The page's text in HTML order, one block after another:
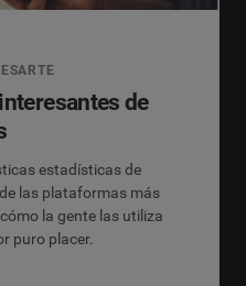
de
estadísticas de
las plataformas más
la gente las utiliza
puro placer.